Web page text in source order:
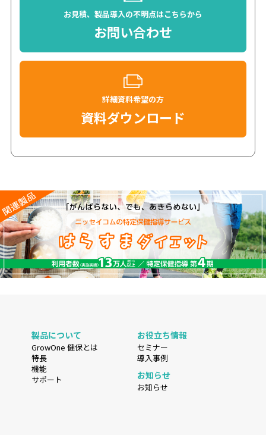
お見積、製品導入の不明点はこちらから
お問い合わせ
詳細資料希望の方
資料ダウンロード
製品について
GrowOne 健保とは
特長
機能
サポート
お役立ち情報
セミナー
導入事例
お知らせ
お知らせ